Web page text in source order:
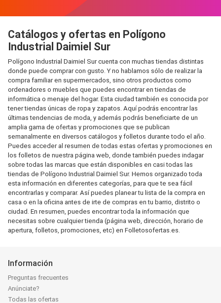
Catálogos y ofertas en Polígono
Industrial Daimiel Sur
Polígono Industrial Daimiel Sur cuenta con muchas tiendas distintas
donde puede comprar con gusto. Y no hablamos sólo de realizar la
compra familiar en supermercados, sino otros productos como
ordenadores o muebles que puedes encontrar en tiendas de
informática o menaje del hogar. Esta ciudad también es conocida por
tener tiendas únicas de ropa y zapatos. Aquí podrás encontrar las
últimas tendencias de moda, y además podrás beneficiarte de un
amplia gama de ofertas y promociones que se publican
semanalmente en diversos catálogos y folletos durante todo el año.
Puedes acceder al resumen de todas estas ofertas y promociones en
los folletos de nuestra página web, donde también puedes indagar
sobre todas las marcas que están disponibles en casi todas las
tiendas de Polígono Industrial Daimiel Sur. Hemos organizado toda
esta información en diferentes categorías, para que te sea fácil
encontrarlas y comparar. Así puedes planear tu lista de la compra en
casa o en la oficina antes de irte de compras en tu barrio, distrito o
ciudad. En resumen, puedes encontrar toda la información que
necesitas sobre cualquier tienda (página web, dirección, horario de
apertura, folletos, promociones, etc) en Folletosofertas.es.
Información
Preguntas frecuentes
Anúnciate?
Todas las ofertas